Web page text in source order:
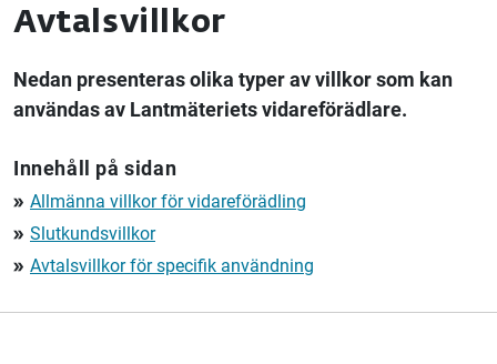
Avtalsvillkor
Nedan presenteras olika typer av villkor som kan
användas av Lantmäteriets vidareförädlare.
Innehåll på sidan
double_arrow Allmänna villkor för vidareförädling
double_arrow Slutkundsvillkor
double_arrow Avtalsvillkor för specifik användning